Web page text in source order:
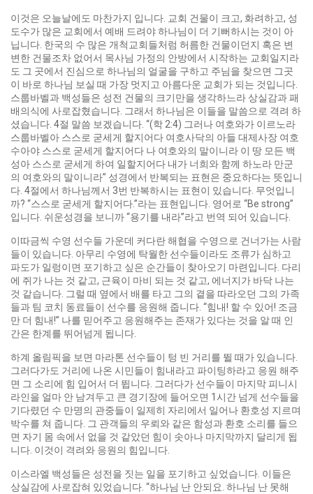
이것은 오늘날에도 마찬가지 입니다. 교회 건물이 크고, 화려하고, 성
도수가 많은 교회에서 예배 드려야 하나님이 더 기뻐하시는 것이 아
닙니다. 한국의 수 많은 개척교회들처럼 허름한 건물이던지 혹은 변
변한 건물조차 없어서 목사님 가정의 안방에서 시작하는 교회일지라
도 그 곳에서 진심으로 하나님의 얼굴을 구하고 주님을 찾으면 그곳
이 바로 하나님 보실 때 가장 멋지고 아름다운 교회가 되는 것입니다.
스룹바벨과 백성들은 성전 건물의 크기만을 생각하느라 상실감과 패
배의식에 사로잡혔습니다. 그래서 하나님은 이들을 말씀으로 격려 하
셨습니다. 4절 말씀 보겠습니다. “(학 2:4) 그러나 여호와가 이르노라
스룹바벨아 스스로 굳세게 할지어다 여호사닥의 아들 대제사장 여호
수아야 스스로 굳세게 할지어다 나 여호와의 말이니라 이 땅 모든 백
성아 스스로 굳세게 하여 일할지어다 내가 너희와 함께 하노라 만군
의 여호와의 말이니라” 성경에서 반복되는 표현은 중요하다는 뜻입니
다. 4절에서 하나님께서 3번 반복하시는 표현이 있습니다. 무엇입니
까? “스스로 굳세게 할지어다.”라는 표현입니다. 영어로 “Be strong”
입니다. 쉬운성경을 보니까 “용기를 내라”라고 번역 되어 있습니다.
이따금씩 수영 선수들 가운데 커다란 해협을 수영으로 건너가는 사람
들이 있습니다. 아무리 수영에 탁월한 선수들이라도 조류가 심하고
파도가 일렁이면 포기하고 싶은 순간들이 찾아오기 마련입니다. 다리
에 쥐가 나는 것 같고, 근육이 마비 되는 것 같고, 에너지가 바닥 나는
것 같습니다. 그럴 때 옆에서 배를 타고 그의 곁을 따라오던 그의 가족
들과 팀 코치 동료들이 선수를 응원해 줍니다. “힘내! 할 수 있어! 조금
만 더 힘내!” 나를 믿어주고 응원해주는 존재가 있다는 것을 알 때 인
간은 한계를 뛰어넘게 됩니다.
하계 올림픽을 보면 마라톤 선수들이 텅 빈 거리를 뛸 때가 있습니다.
그러다가도 거리에 나온 시민들이 힘내라고 파이팅하라고 응원 해주
면 그 소리에 힘 입어서 더 뜁니다. 그러다가 선수들이 마지막 피니시
라인을 얼마 안 남겨두고 큰 경기장에 들어오면 1시간 넘게 선수들을
기다렸던 수 만명의 관중들이 일제히 자리에서 일어나 환호성 지르며
박수를 쳐 줍니다. 그 관객들의 우뢰와 같은 함성과 환호 소리를 들으
면 자기 몸 속에서 없을 것 같았던 힘이 솟아나 마지막까지 달리게 됩
니다. 이것이 격려와 응원의 힘입니다.
이스라엘 백성들은 성전을 짓는 일을 포기하고 싶었습니다. 이들은
상실감에 사로잡혀 있었습니다. “하나님 난 안되요. 하나님 난 못해